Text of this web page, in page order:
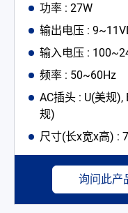
功率 : 27W
输出电压 :
输入电压 :
频率 : 50~60Hz
AC插头 : U(美规),
规)
尺寸(长x宽x高) :
询问此产